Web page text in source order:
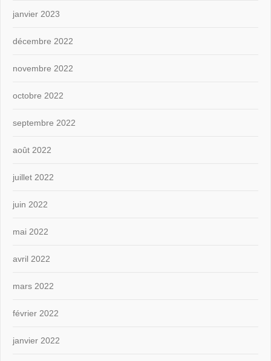
janvier 2023
décembre 2022
novembre 2022
octobre 2022
septembre 2022
août 2022
juillet 2022
juin 2022
mai 2022
avril 2022
mars 2022
février 2022
janvier 2022